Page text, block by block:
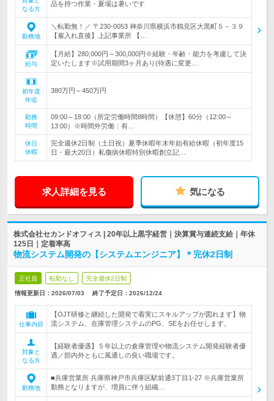
なる方
品を持つ作業・夏場は暑いです
勤務地
＼転勤無！／ 〒230-0053 神奈川県横浜市鶴見区大黒町５－３９
【雇入れ直後】上記事業所 【…
給与
【月給】280,000円～300,000円※経験・年齢・能力を考慮して決
定いたします※試用期間3ヶ月あり(待遇に変更…
初年度
年収
380万円～450万円
勤務
時間
09:00～18:00（所定労働時間8時間）【休憩】60分（12:00～
13:00）※時間外労働：有…
休日
休暇
完全週休2日制（土日祝）夏季休暇年末年始有給休暇（初年度15
日・最大20日）私傷病休暇特別休暇創立記…
求人詳細を見る 気になる
株式会社セカンドオフィス | 20年以上黒字経営｜決算賞与連続支給｜年休
125日｜定着率高
物流システム開発の【システムエンジニア】＊完休2日制
正社員 転勤なし 完全週休2日制
情報更新日：2026/07/03 終了予定日： 2026/12/24
仕事内容
【OJT研修と継続した開発で着実にスキルアップが図れます】物
流システム、在庫管理システムのPG、SEをお任せします。
対象と
なる方
【経験者優遇】５年以上の倉庫管理や物流システム開発経験者優
遇／部内外ともに風通しの良い職場です。
勤務地
■兵庫営業所 兵庫県神戸市兵庫区駅前通3丁目1-27 ※兵庫営業所
勤務となりますが、増員に伴う組織…